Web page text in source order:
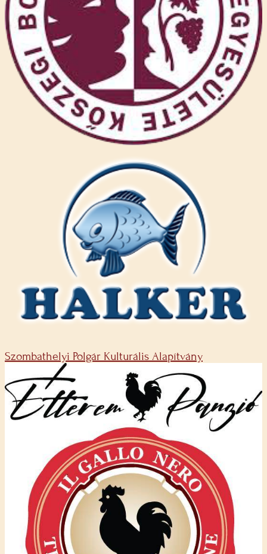
Szombathelyi Polgár Kulturális Alapítvány